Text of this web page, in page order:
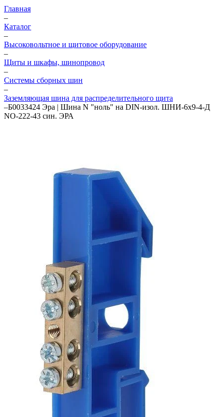
Главная
–
Каталог
–
Высоковольтное и щитовое оборудование
–
Щиты и шкафы, шинопровод
–
Системы сборных шин
–
Заземляющая шина для распределительного щита
–Б0033424 Эра | Шина N "ноль" на DIN-изол. ШНИ-6х9-4-Д
NO-222-43 син. ЭРА